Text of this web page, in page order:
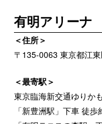
有明アリーナ
＜住所＞
〒135-0063 東京都江
＜最寄駅＞
東京臨海新交通ゆりか
「新豊洲駅」下車 徒歩